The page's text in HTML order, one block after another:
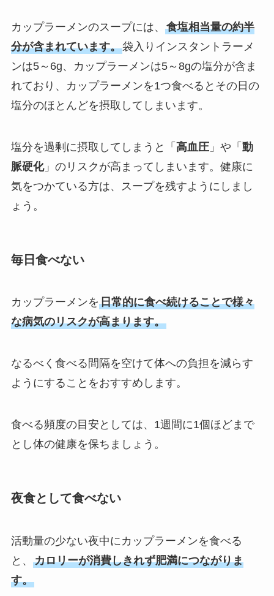
カップラーメンのスープには、 食塩相当量の約半
分が含まれています。袋入りインスタントラーメ
ンは5～6g、カップラーメンは5～8gの塩分が含ま
れており、カップラーメンを1つ食べるとその日の
塩分のほとんどを摂取してしまいます。
塩分を過剰に摂取してしまうと「 高血圧」や「 動
脈硬化」のリスクが高まってしまいます。健康に
気をつかている方は、スープを残すようにしまし
ょう。
毎日食べない
カップラーメンを日常的に食べ続けることで様々
な病気のリスクが高まります。
なるべく食べる間隔を空けて体への負担を減らす
ようにすることをおすすめします。
食べる頻度の目安としては、1週間に1個ほどまで
とし体の健康を保ちましょう。
夜食として食べない
活動量の少ない夜中にカップラーメンを食べる
と、 カロリーが消費しきれず肥満につながりま
す。